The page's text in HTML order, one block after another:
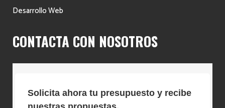
Desarrollo Web
CONTACTA CON NOSOTROS